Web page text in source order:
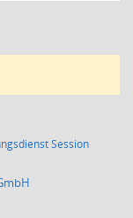
Session(Wird in